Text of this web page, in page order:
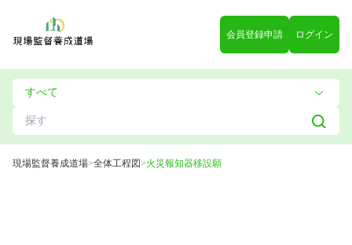
会員登録申請 ログイン
現場監督養成道場>全体工程図>火災報知器移設願